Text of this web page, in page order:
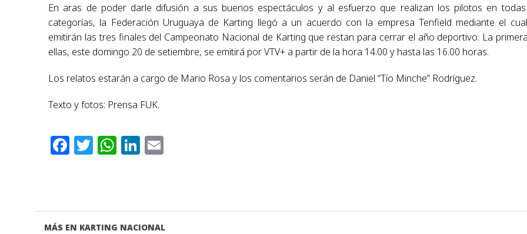
En aras de poder darle difusión a sus buenos espectáculos y al esfuerzo que realizan los pilotos en
categorías, la Federación Uruguaya de Karting llegó a un acuerdo con la empresa Tenfield mediante el
emitirán las tres finales del Campeonato Nacional de Karting que restan para cerrar el año deportivo. La
ellas, este domingo 20 de setiembre, se emitirá por VTV+ a partir de la hora 14.00 y hasta las 16.00 horas.
Los relatos estarán a cargo de Mario Rosa y los comentarios serán de Daniel “Tío Minche” Rodríguez.
Texto y fotos: Prensa FUK.
Facebook
Twitter
WhatsApp
LinkedIn
MÁS EN KARTING NACIONAL